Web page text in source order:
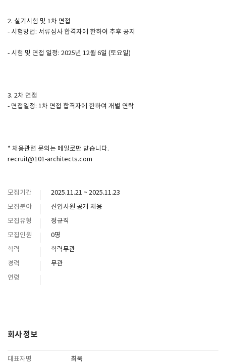
2. 실기시험 및 1차 면접
- 시험방법: 서류심사 합격자에 한하여 추후 공지
- 시험 및 면접 일정: 2025년 12월 6일 (토요일)
3. 2차 면접
- 면접일정: 1차 면접 합격자에 한하여 개별 연락
* 채용관련 문의는 메일로만 받습니다.
recruit@101-architects.com
모집기간
2025.11.21 ~ 2025.11.23
모집분야
신입사원 공개 채용
모집유형
정규직
모집인원
0명
학력
학력무관
경력
무관
연령
회사 정보
대표자명 최욱